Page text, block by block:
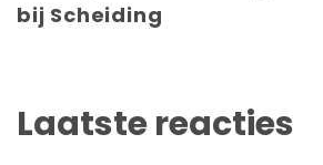
bij Scheiding
Laatste reacties